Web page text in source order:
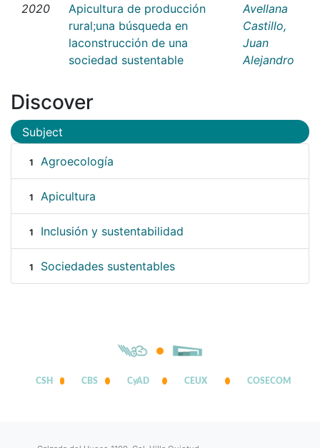
2020
Apicultura de producción
rural;una búsqueda en
laconstrucción de una
sociedad sustentable
Avellana
Castillo,
Juan
Alejandro
Discover
Subject
1 Agroecología
1 Apicultura
1 Inclusión y sustentabilidad
1 Sociedades sustentables
CSH CBS CyAD CEUX COSECOM